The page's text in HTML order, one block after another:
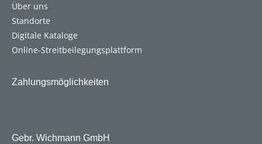
Über uns
Standorte
Digitale Kataloge
Online-Streitbeilegungsplattform
Zahlungsmöglichkeiten
Gebr. Wichmann GmbH